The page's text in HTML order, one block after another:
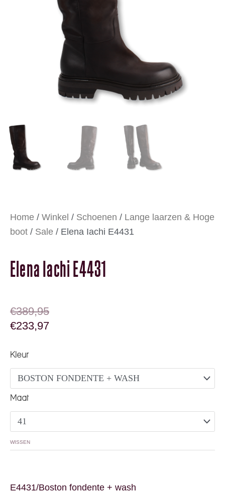
Home / Winkel / Schoenen / Lange laarzen & Hoge
boot / Sale / Elena Iachi E4431
Elena Iachi E4431
€389,95
OORSPRONKELIJKE PRIJS WAS:
€233,97
HUIDIGE PRIJS IS: €233,97.
Kleur
Maat
WISSEN
E4431/Boston fondente + wash
Elena Iachi E4431 aantal